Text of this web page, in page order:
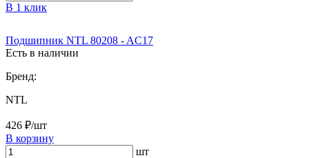
В 1 клик
Подшипник NTL 80208 - AC17
Есть в наличии
Бренд:
NTL
426 ₽/шт
В корзину
шт